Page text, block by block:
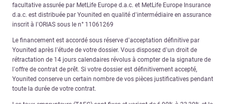
facultative assurée par MetLife Europe d.a.c. et MetLife Europe Insurance
d.a.c. est distribuée par Younited en qualité d’intermédiaire en assurance
inscrit à l’ORIAS sous le n° 11061269
Le financement est accordé sous réserve d’acceptation définitive par
Younited après l’étude de votre dossier. Vous disposez d’un droit de
rétractation de 14 jours calendaires révolus à compter de la signature de
l’offre de contrat de prêt. Si votre dossier est définitivement accepté,
Younited conserve un certain nombre de vos pièces justificatives pendant
toute la durée de votre contrat.